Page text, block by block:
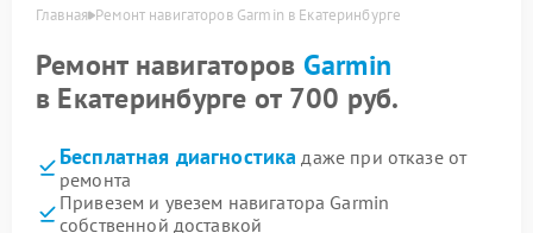
Главная Ремонт навигаторов Garmin в Екатеринбурге
Ремонт навигаторов Garmin
в Екатеринбурге от 700 руб.
Бесплатная диагностика даже при отказе от
ремонта
Привезем и увезем навигатора Garmin
собственной доставкой